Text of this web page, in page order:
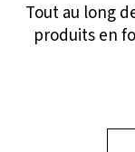
Tout au long
produits en